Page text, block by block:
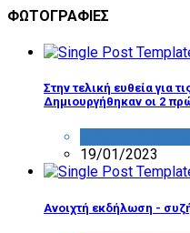
ΦΩΤΟΓΡΑΦΙΕΣ
Στην τελική ευθεία για
Δημιουργήθηκαν οι 2
19/01/2023
Ανοιχτή εκδήλωση -